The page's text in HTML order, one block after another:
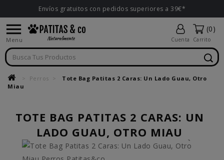
Envíos gratuitos con pedidos superiores a 39€*

Menu Cuenta
(0)
Carrito
Perros
Tote Bag Patitas 2 Caras: Un Lado Guau, Otro
Miau
TOTE BAG PATITAS 2 CARAS: UN
LADO GUAU, OTRO MIAU